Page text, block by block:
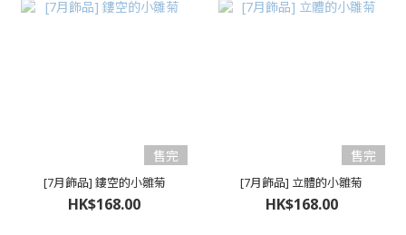
售完
[7月飾品] 鏤空的小雛菊
HK$168.00
售完
[7月飾品] 立體的小雛菊
HK$168.00